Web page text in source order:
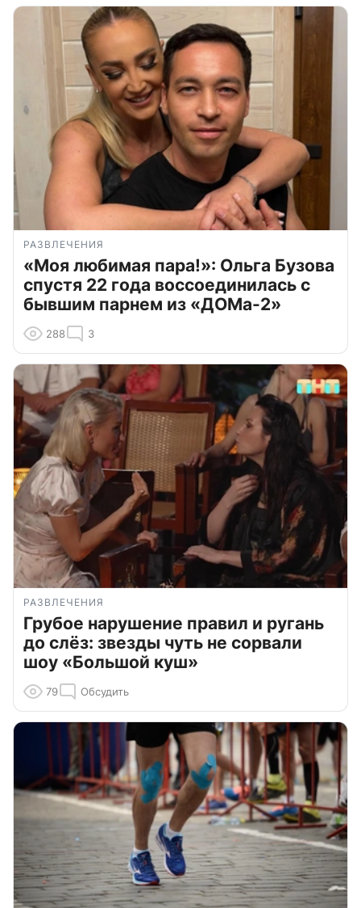
РАЗВЛЕЧЕНИЯ
«Моя любимая пара!»: Ольга Бузова
спустя 22 года воссоединилась с
бывшим парнем из «ДОМа-2»
288 3
РАЗВЛЕЧЕНИЯ
Грубое нарушение правил и ругань
до слёз: звезды чуть не сорвали
шоу «Большой куш»
79 Обсудить